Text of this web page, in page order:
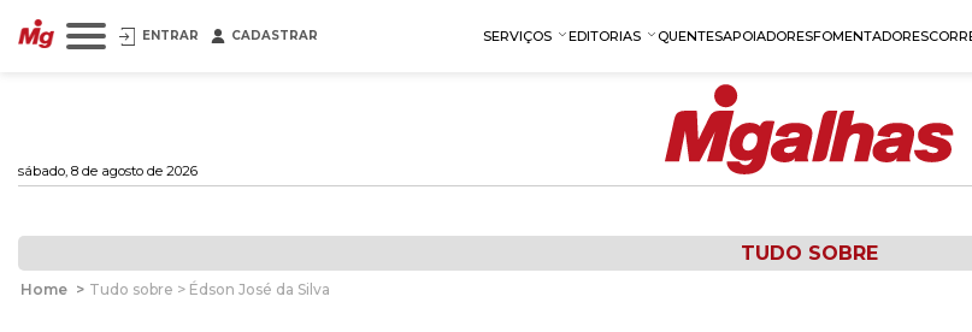
ENTRAR CADASTRAR SERVIÇOS EDITORIAS QUENTESAPOIADORESFOMENTADORES
sábado, 8 de agosto de 2026
TUDO SOBRE
Home > Tudo sobre > Édson José da Silva